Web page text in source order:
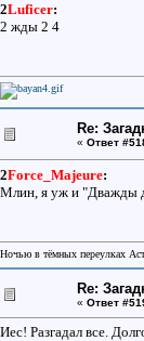
2Luficer:
2 жды 2 4
Re:
« Ответ
2Force_Majeure:
Млин, я уж и "Дважды
Ночью в тёмных переулках
Re:
« Ответ
Иес! Разгадал все.